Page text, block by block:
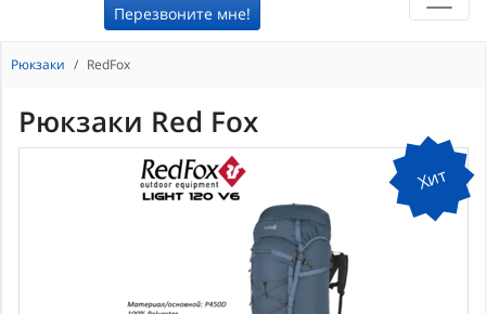
Перезвоните мне!
Рюкзаки RedFox
Рюкзаки Red Fox
Хит